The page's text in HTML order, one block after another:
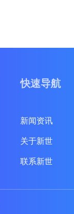
快速导航
新闻资讯
关于新世
联系新世